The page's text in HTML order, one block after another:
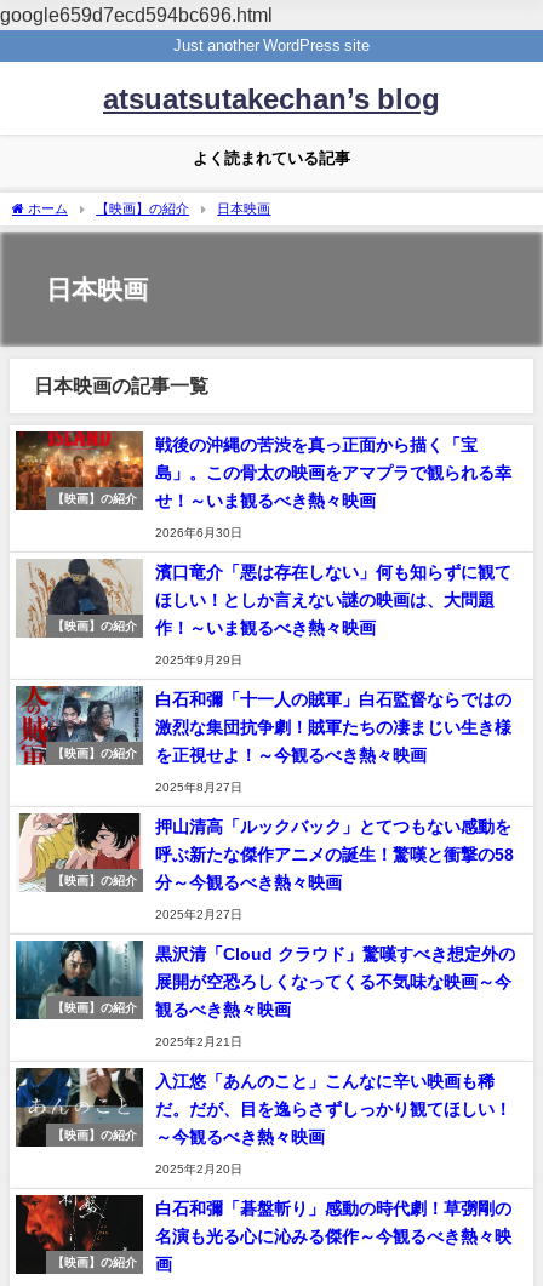
google659d7ecd594bc696.html
Just another WordPress site
atsuatsutakechan’s blog
よく読まれている記事
ホーム 【映画】の紹介 日本映画
日本映画
日本映画の記事一覧
【映画】の紹介
戦後の沖縄の苦渋を真っ正面から描く「宝
島」。この骨太の映画をアマプラで観られる幸
せ！～いま観るべき熱々映画
2026年6月30日
【映画】の紹介
濱口竜介「悪は存在しない」何も知らずに観て
ほしい！としか言えない謎の映画は、大問題
作！～いま観るべき熱々映画
2025年9月29日
【映画】の紹介
白石和彌「十一人の賊軍」白石監督ならではの
激烈な集団抗争劇！賊軍たちの凄まじい生き様
を正視せよ！～今観るべき熱々映画
2025年8月27日
【映画】の紹介
押山清高「ルックバック」とてつもない感動を
呼ぶ新たな傑作アニメの誕生！驚嘆と衝撃の58
分～今観るべき熱々映画
2025年2月27日
【映画】の紹介
黒沢清「Cloud クラウド」驚嘆すべき想定外の
展開が空恐ろしくなってくる不気味な映画～今
観るべき熱々映画
2025年2月21日
【映画】の紹介
入江悠「あんのこと」こんなに辛い映画も稀
だ。だが、目を逸らさずしっかり観てほしい！
～今観るべき熱々映画
2025年2月20日
【映画】の紹介
白石和彌「碁盤斬り」感動の時代劇！草彅剛の
名演も光る心に沁みる傑作～今観るべき熱々映
画